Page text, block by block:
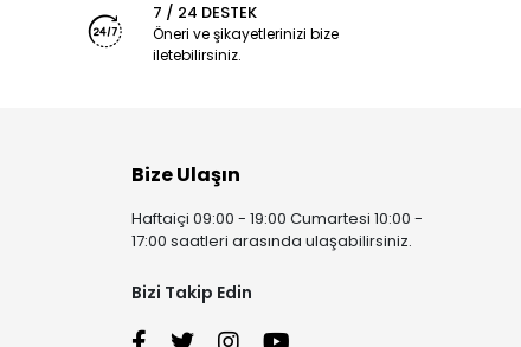
7 / 24 DESTEK
Öneri ve şikayetlerinizi bize
iletebilirsiniz.
Bize Ulaşın
Haftaiçi 09:00 - 19:00 Cumartesi 10:00 -
17:00 saatleri arasında ulaşabilirsiniz.
Bizi Takip Edin